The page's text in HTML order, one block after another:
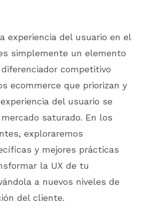
experiencia del usuario en el
simplemente un elemento
competitivo
ecommerce que priorizan y
del usuario se
saturado. En los
exploraremos
y mejores prácticas
la UX de tu
a nuevos niveles de
del cliente.